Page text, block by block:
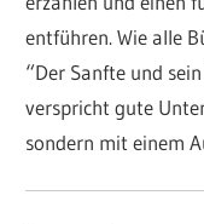
entführen. Wie alle
“Der Sanfte und
verspricht gute
sondern mit einem